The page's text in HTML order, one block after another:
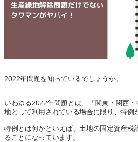
2022年問題を知っているでしょうか。
いわゆる2022年問題とは、「関東・関西
地として利用されている場合に限り、特例
特例とは何かといえば、土地の固定資産税
ることになっています。